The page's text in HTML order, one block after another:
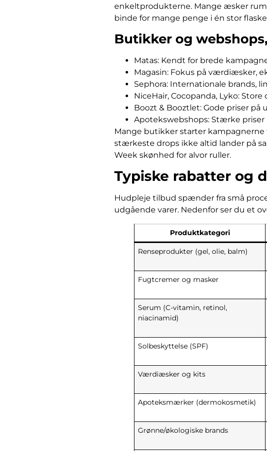
enkeltprodukterne. Mange æsker
binde for mange penge i én stor
Butikker og
Matas: Kendt for brede
Magasin: Fokus på værdiæsker,
Sephora: Internationale brands,
NiceHair, Cocopanda, Lyko:
Boozt & Booztlet: Gode priser
Apotekswebshops: Stærke
Mange butikker starter kampagnerne
stærkeste drops ikke altid lander på
Week skønhed for alvor ruller.
Typiske rabatter og
Hudpleje tilbud spænder fra små
udgående varer. Nedenfor ser du et
Produktkategori
Renseprodukter (gel, olie, balm)
Fugtcremer og masker
Serum (C-vitamin, retinol,
niacinamid)
Solbeskyttelse (SPF)
Værdiæsker og kits
Apoteksmærker (dermokosmetik)
Grønne/økologiske brands